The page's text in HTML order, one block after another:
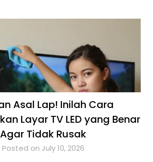
Asal Lap! Inilah Cara
Layar TV LED yang Benar
Agar Tidak Rusak
Posted on July 10, 2026